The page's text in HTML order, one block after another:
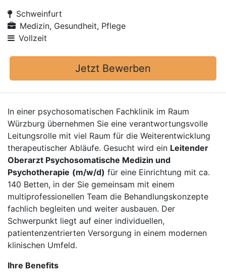
Schweinfurt
Medizin, Gesundheit, Pflege
Vollzeit
Jetzt Bewerben
In einer psychosomatischen Fachklinik im Raum
Würzburg übernehmen Sie eine verantwortungsvolle
Leitungsrolle mit viel Raum für die Weiterentwicklung
therapeutischer Abläufe. Gesucht wird ein Leitender
Oberarzt Psychosomatische Medizin und
Psychotherapie (m/w/d) für eine Einrichtung mit ca.
140 Betten, in der Sie gemeinsam mit einem
multiprofessionellen Team die Behandlungskonzepte
fachlich begleiten und weiter ausbauen. Der
Schwerpunkt liegt auf einer individuellen,
patientenzentrierten Versorgung in einem modernen
klinischen Umfeld.
Ihre Benefits